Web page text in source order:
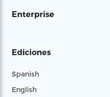
Enterprise
Ediciones
Spanish
English